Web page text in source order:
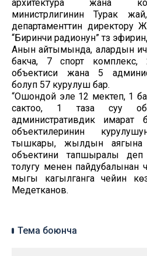
архитектура жана
министрлигинин Турак
департаменттин директору
“Биринчи радионун” түз
Анын айтымында, алардын
бакча, 7 спорт комплекс,
объектиси жана 5
болуп 57 курулуш бар.
“Ошондой эле 12 мектеп, 1
сактоо, 1 таза суу
административдик имарат
объектилеринин
тышкары, жылдын
объектини тапшыралы деп
толугу менен пайдубалынан
мыгы кагылганга чейин
Медетканов.
Тема боюнча